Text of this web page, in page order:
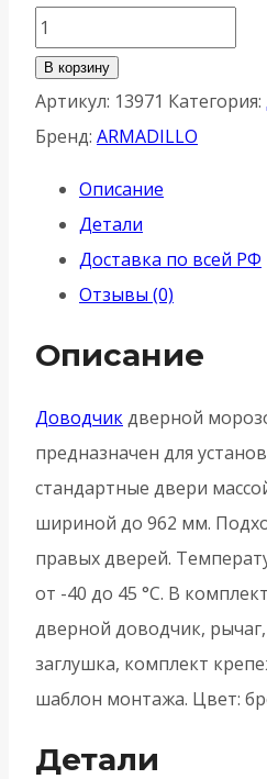
Количество
товара
Доводчик
Armadillo
дверной
морозостойкий
LY3000
(LY3)
Bronze
кг
-
Бронза
В корзину
Артикул: 13971 Категория:
Бренд: ARMADILLO
Описание
Детали
Доставка по всей РФ
Отзывы (0)
Описание
Доводчикдверной
предназначен для
стандартные двери
шириной до 962 мм.
правых дверей.
от -40 до 45 °С. В
дверной доводчик,
заглушка, комплект
шаблон монтажа. Цвет:
Детали